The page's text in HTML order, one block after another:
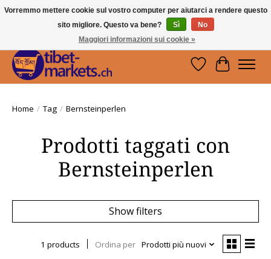
Handwerkskunst vom Dach der Welt.
Holen Sie sich ein Stück Tibet.
Lista deiCarrello
Home / Tag / Bernsteinperlen
Prodotti taggati con
Bernsteinperlen
Show filters
1 products Ordina per Prodotti più nuovi
Vorremmo mettere cookie sul vostro computer per aiutarci a rendere questo
sito migliore. Questo va bene?
Sì
No
Maggiori informazioni sui cookie »